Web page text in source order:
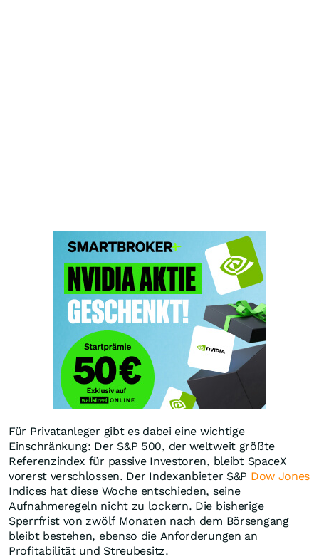
Für Privatanleger gibt es dabei eine wichtige
Einschränkung: Der S&P 500, der weltweit größte
Referenzindex für passive Investoren, bleibt SpaceX
vorerst verschlossen. Der Indexanbieter S&P Dow Jones
Indices hat diese Woche entschieden, seine
Aufnahmeregeln nicht zu lockern. Die bisherige
Sperrfrist von zwölf Monaten nach dem Börsengang
bleibt bestehen, ebenso die Anforderungen an
Profitabilität und Streubesitz.